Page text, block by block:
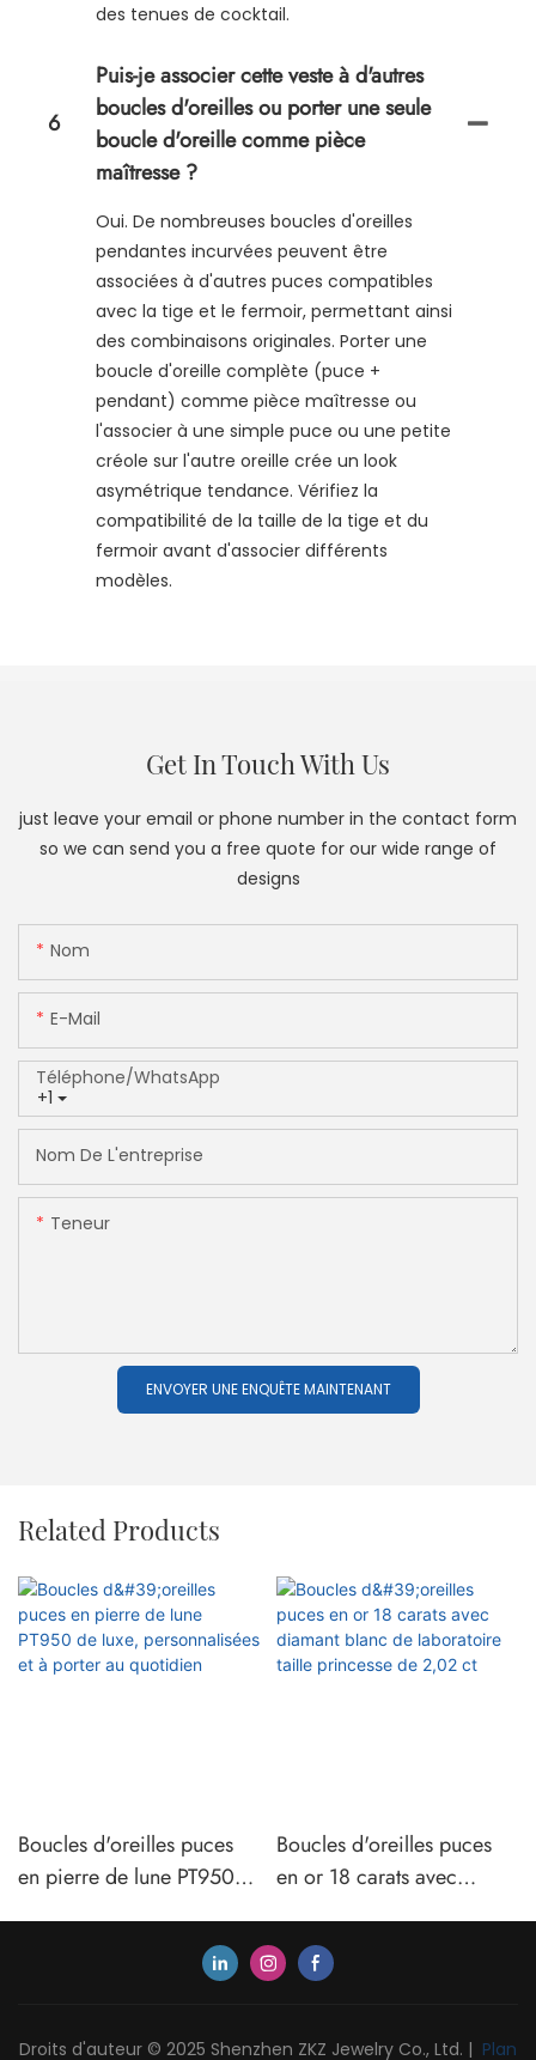
des tenues de cocktail.
6
Puis-je associer cette veste à d'autres
boucles d'oreilles ou porter une seule
boucle d'oreille comme pièce
maîtresse ?
Oui. De nombreuses boucles d'oreilles
pendantes incurvées peuvent être
associées à d'autres puces compatibles
avec la tige et le fermoir, permettant ainsi
des combinaisons originales. Porter une
boucle d'oreille complète (puce +
pendant) comme pièce maîtresse ou
l'associer à une simple puce ou une petite
créole sur l'autre oreille crée un look
asymétrique tendance. Vérifiez la
compatibilité de la taille de la tige et du
fermoir avant d'associer différents
modèles.
Get In Touch With Us
just leave your email or phone number in the contact form
so we can send you a free quote for our wide range of
designs
Nom
E-Mail
+1
Téléphone/WhatsApp
Nom De L'entreprise
Teneur
ENVOYER UNE ENQUÊTE MAINTENANT
Related Products
Boucles d'oreilles puces
en pierre de lune PT950
Boucles d'oreilles puces
en or 18 carats avec
laboratoire taille princesse
de 2,02 ct
Droits d'auteur © 2025 Shenzhen ZKZ Jewelry Co., Ltd. | Plan